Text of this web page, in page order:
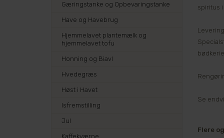
spiritus
Se
Flere
Gæringstanke og Opbevaringstanke
Have og Havebrug
Hjemmelavet plantemælk og
hjemmelavet tofu
Honning og Biavl
Hvedegræs
Høst i Havet
Isfremstilling
Jul
Kaffekværne